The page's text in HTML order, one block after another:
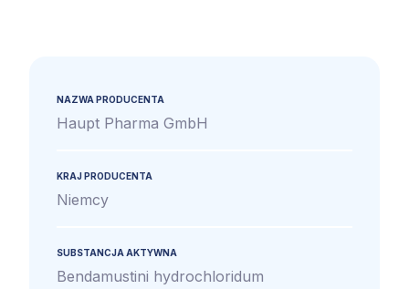
NAZWA PRODUCENTA
Haupt Pharma GmbH
KRAJ PRODUCENTA
Niemcy
SUBSTANCJA AKTYWNA
Bendamustini hydrochloridum